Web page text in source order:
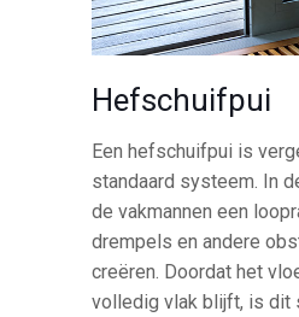
Hefschuifpui
Een hefschuifpui is
standaard systeem. In
de vakmannen een
drempels en andere
creëren. Doordat het
volledig vlak blijft, is dit